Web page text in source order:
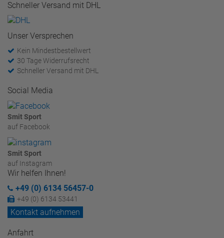
Schneller Versand mit DHL
Unser Versprechen
Kein Mindestbestellwert
30 Tage Widerrufsrecht
Schneller Versand mit DHL
Social Media
Smit Sport
auf Facebook
Smit Sport
auf Instagram
Wir helfen Ihnen!
+49 (0) 6134 56457-0
+49 (0) 6134 53441
Kontakt aufnehmen
Anfahrt